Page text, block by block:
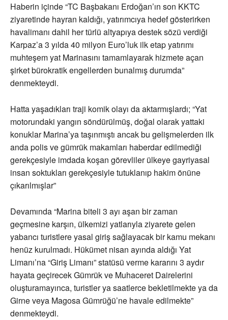
Haberin içinde “TC Başbakanı Erdoğan’ın son KKTC
ziyaretinde hayran kaldığı, yatırımcıya hedef gösterirken
havalimanı dahil her türlü altyapıya destek sözü verdiği
Karpaz’a 3 yılda 40 milyon Euro’luk ilk etap yatırımı
muhteşem yat Marinasını tamamlayarak hizmete açan
şirket bürokratik engellerden bunalmış durumda”
denmekteydi.
Hatta yaşadıkları traji komik olayı da aktarmışlardı; “Yat
motorundaki yangın söndürülmüş, doğal olarak yattaki
konuklar Marina’ya taşınmıştı ancak bu gelişmelerden ilk
anda polis ve gümrük makamları haberdar edilmediği
gerekçesiyle imdada koşan görevliler ülkeye gayriyasal
insan soktukları gerekçesiyle tutuklanıp hakim önüne
çıkarılmışlar”
Devamında “Marina biteli 3 ayı aşan bir zaman
geçmesine karşın, ülkemizi yatlarıyla ziyarete gelen
yabancı turistlere yasal giriş sağlayacak bir kamu mekanı
henüz kurulmadı. Hükümet nisan ayında aldığı Yat
Limanı’na “Giriş Limanı” statüsü verme kararını 3 aydır
hayata geçirecek Gümrük ve Muhaceret Dairelerini
oluşturamayınca, turistler ya saatlerce bekletilmekte ya da
Girne veya Magosa Gümrüğü’ne havale edilmekte”
denmekteydi.